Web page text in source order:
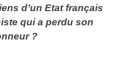
d’un Etat français
qui a perdu son
?